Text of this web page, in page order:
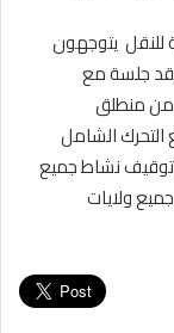
للنقل يتوجهون
جلسة مع
منطلق
التحرك الشامل
نشاط جميع
ولايات